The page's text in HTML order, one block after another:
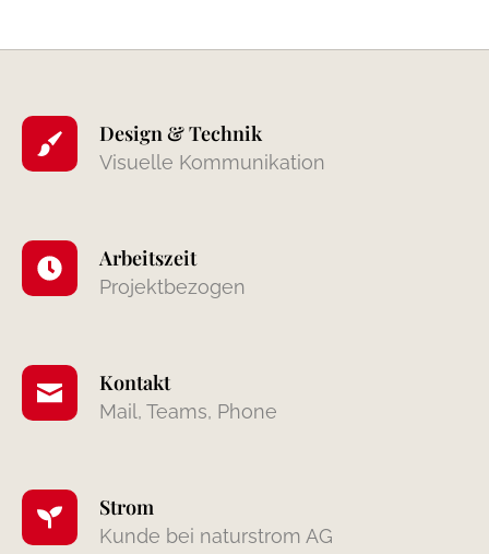
Design & Technik
Visuelle Kommunikation
Arbeitszeit
Projektbezogen
Kontakt
Mail, Teams, Phone
Strom
Kunde bei naturstrom AG